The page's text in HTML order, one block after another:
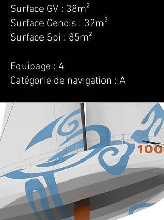
Surface GV : 38m²
Surface Genois : 32m²
Surface Spi : 85m²
Equipage : 4
Catégorie de navigation : A